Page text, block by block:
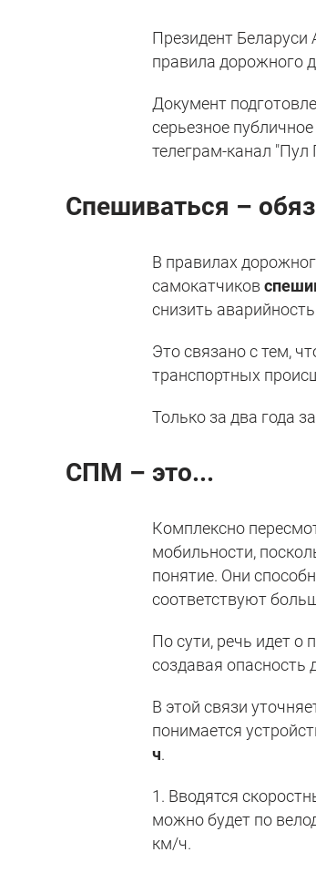
Президент Беларуси
правила дорожного
Документ
серьезное
телеграм-канал "Пул
Спешиваться –
В правилах
самокатчиков
снизить
Это связано с тем,
транспортных
Только за два года
СПМ – это...
Комплексно
мобильности,
понятие. Они
соответствуют
По сути, речь идет о
создавая опасность
В этой связи
понимается
ч.
1. Вводятся
можно будет по
км/ч.